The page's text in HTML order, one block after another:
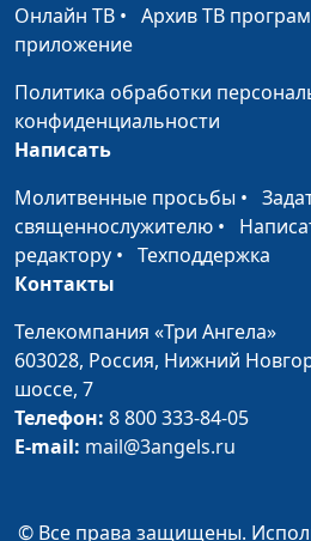
Суд Божий
Когда наступит последнее
Как понять книгу
Онлайн ТВ • Архив ТВ
приложение
Политика обработки
конфиденциальности
Написать
Молитвенные просьбы •
священнослужителю •
редактору • Техподдержка
Контакты
Телекомпания «Три Ангела»
603028, Россия, Нижний
шоссе, 7
Телефон: 8 800 333-84-05
E-mail: mail@3angels.ru
© Все права защищены.